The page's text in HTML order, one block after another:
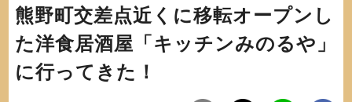
熊野町交差点近くに移転オープンし
た洋食居酒屋「キッチンみのるや」
に行ってきた！